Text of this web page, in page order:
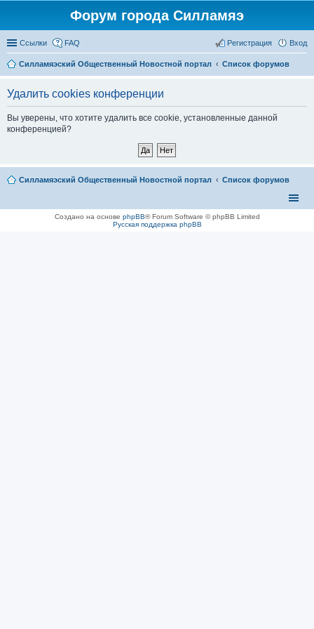
Форум города Силламяэ
Ссылки FAQ Вход
Регистрация
Силламяэский Общественный Новостной портал Список форумов
Удалить cookies конференции
Вы уверены, что хотите удалить все cookie, установленные данной
конференцией?
Силламяэский Общественный Новостной портал Список форумов
Создано на основе phpBB® Forum Software © phpBB Limited
Русская поддержка phpBB